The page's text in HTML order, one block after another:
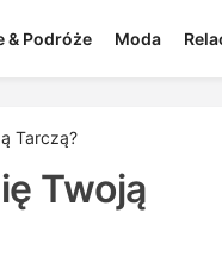
& Podróże Moda
Tarczą?
Twoją